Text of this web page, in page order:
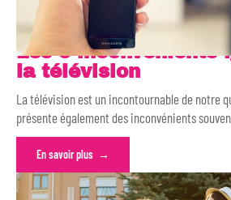
Les 5 inconvénients
la télévision
La télévision est un incontournable de notre
présente également des inconvénients
En savoir plus